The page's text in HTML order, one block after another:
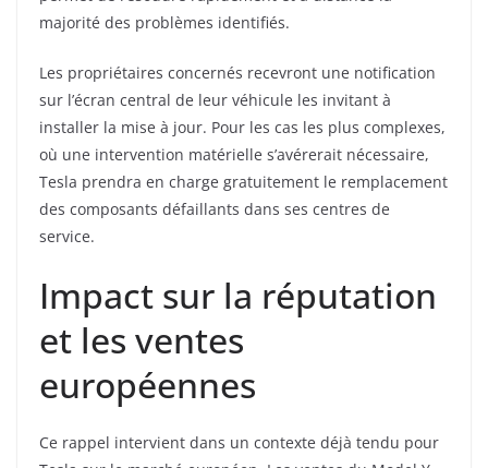
majorité des problèmes identifiés.
Les propriétaires concernés recevront une notification
sur l’écran central de leur véhicule les invitant à
installer la mise à jour. Pour les cas les plus complexes,
où une intervention matérielle s’avérerait nécessaire,
Tesla prendra en charge gratuitement le remplacement
des composants défaillants dans ses centres de
service.
Impact sur la réputation
et les ventes
européennes
Ce rappel intervient dans un contexte déjà tendu pour